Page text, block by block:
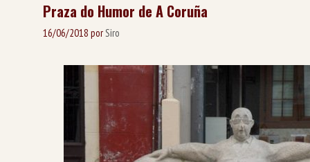
Praza do Humor de A Coruña
16/06/2018 por Siro